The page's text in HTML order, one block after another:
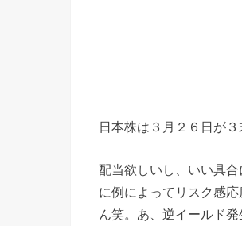
日本株は３月２６日が
配当欲しいし、いい具
に例によってリスク感
ん笑。あ、逆イールド